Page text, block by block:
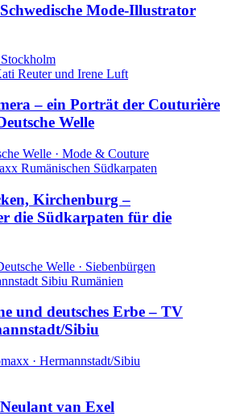
Mode-Illustrator
– ein Porträt der Couturière
Welle
Welle · Mode & Couture
Kirchenburg –
die Südkarpaten für die
Welle · Siebenbürgen
und deutsches Erbe – TV
Sibiu
· Hermannstadt/Sibiu
van Exel